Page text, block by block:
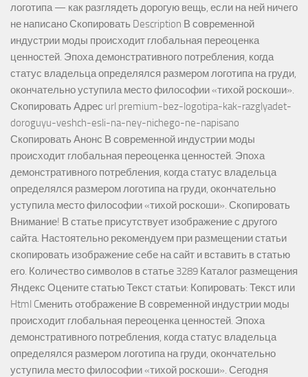
логотипа — как разглядеть дорогую вещь, если на ней ничего
не написано Скопировать Description В современной
индустрии моды происходит глобальная переоценка
ценностей. Эпоха демонстративного потребления, когда
статус владельца определялся размером логотипа на груди,
окончательно уступила место философии «тихой роскоши».
Скопировать Адрес url premium-bez-logotipa-kak-razglyadet-
doroguyu-veshch-esli-na-ney-nichego-ne-napisano
Скопировать Анонс В современной индустрии моды
происходит глобальная переоценка ценностей. Эпоха
демонстративного потребления, когда статус владельца
определялся размером логотипа на груди, окончательно
уступила место философии «тихой роскоши». Скопировать
Внимание! В статье присутствует изображение с другого
сайта. Настоятельно рекомендуем при размещении статьи
скопировать изображение себе на сайт и вставить в статью
его. Количество символов в статье 3289 Каталог размещения
Яндекс Оцените статью Текст статьи: Копировать: Текст или
Html Cменить отображение В современной индустрии моды
происходит глобальная переоценка ценностей. Эпоха
демонстративного потребления, когда статус владельца
определялся размером логотипа на груди, окончательно
уступила место философии «тихой роскоши». Сегодня